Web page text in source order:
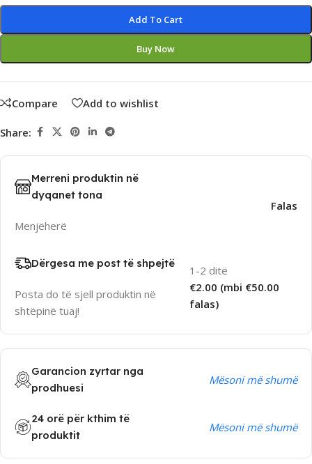
Add To Cart
Buy Now
Compare Add to wishlist
Share:
Merreni produktin në
dyqanet tona
Menjëherë
Falas
Dërgesa me post të shpejtë
Posta do të sjell produktin në
shtëpinë tuaj!
1-2 ditë
€2.00 (mbi €50.00
falas)
Garancion zyrtar nga
prodhuesi
Mësoni më shumë
24 orë për kthim të
produktit
Mësoni më shumë